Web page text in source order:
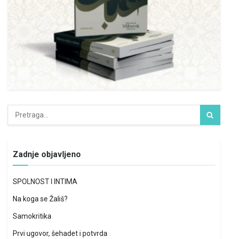
Zadnje objavljeno
SPOLNOST I INTIMA
Na koga se Žališ?
Samokritika
Prvi ugovor, šehadet i potvrda